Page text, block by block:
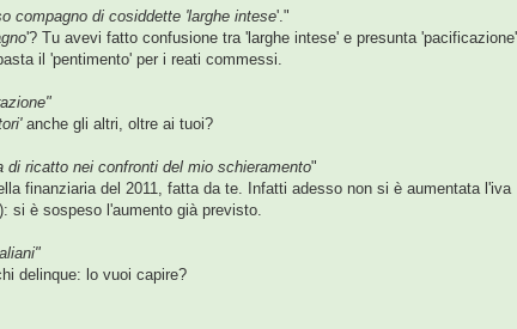
compagno di cosiddette 'larghe intese'."
'? Tu avevi fatto confusione tra 'larghe intese' e presunta
il 'pentimento' per i reati commessi.
anche gli altri, oltre ai tuoi?
ricatto nei confronti del mio schieramento"
finanziaria del 2011, fatta da te. Infatti adesso non si è aumentata l'iva
si è sospeso l'aumento già previsto.
delinque: lo vuoi capire?